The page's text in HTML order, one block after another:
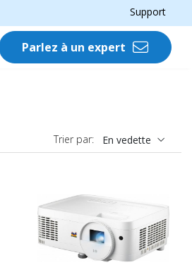
Support
Parlez à un expert
Trier par: En vedette